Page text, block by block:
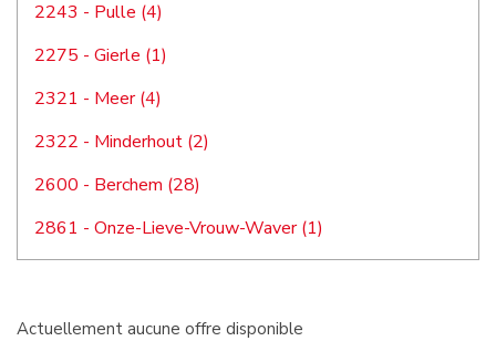
2243 - Pulle (4)
2275 - Gierle (1)
2321 - Meer (4)
2322 - Minderhout (2)
2600 - Berchem (28)
2861 - Onze-Lieve-Vrouw-Waver (1)
Actuellement aucune offre disponible